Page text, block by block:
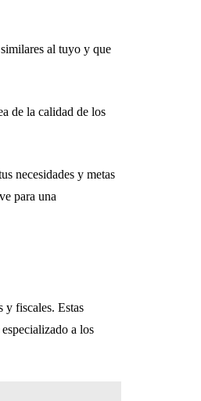
al tuyo y que
de la calidad de los
necesidades y metas
para una
y fiscales. Estas
a los